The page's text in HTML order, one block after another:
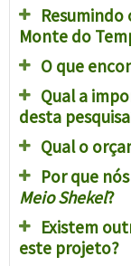
Monte do
O que
Qual a
desta
Qual o
Por que
Meio Shekel?
Existem
este projeto?